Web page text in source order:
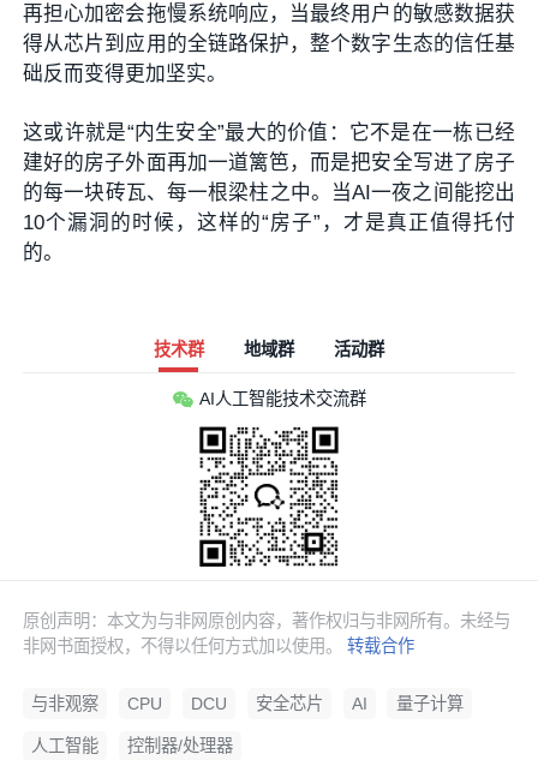
再担心加密会拖慢系统响应，当最终用户的敏感数据获
得从芯片到应用的全链路保护，整个数字生态的信任基
础反而变得更加坚实。
这或许就是“内生安全”最大的价值：它不是在一栋已经
建好的房子外面再加一道篱笆，而是把安全写进了房子
的每一块砖瓦、每一根梁柱之中。当AI一夜之间能挖出
10个漏洞的时候，这样的“房子”，才是真正值得托付
的。
技术群 地域群 活动群
AI人工智能技术交流群
原创声明：本文为与非网原创内容，著作权归与非网所有。未经与
非网书面授权，不得以任何方式加以使用。转载合作
与非观察 CPU DCU 安全芯片 AI 量子计算
人工智能 控制器/处理器